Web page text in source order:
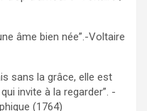
âme bien née”.-Voltaire
sans la grâce, elle est
invite à la regarder”. -
(1764)